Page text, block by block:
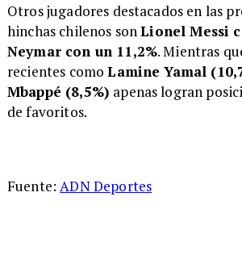
Otros jugadores destacados en las
hinchas chilenos sonLionel Messi
Neymar con un 11,2%. Mientras
recientes comoLamine Yamal
Mbappé (8,5%) apenas logran
de favoritos.
Fuente:ADN Deportes